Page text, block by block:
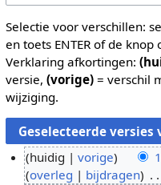
Selectie voor verschillen:
en toets ENTER of de knop
Verklaring afkortingen:
versie, (vorige)= verschil
wijziging.
huidig vorige
overleg
bijdragen